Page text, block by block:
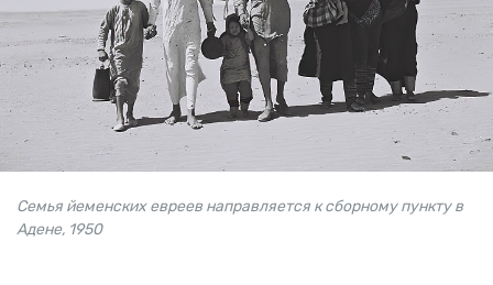
Семья йеменских евреев направляется к сборному пункту в
Адене, 1950